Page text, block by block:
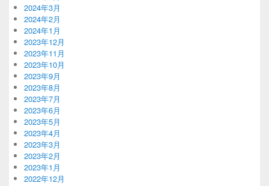
2024年3月
2024年2月
2024年1月
2023年12月
2023年11月
2023年10月
2023年9月
2023年8月
2023年7月
2023年6月
2023年5月
2023年4月
2023年3月
2023年2月
2023年1月
2022年12月